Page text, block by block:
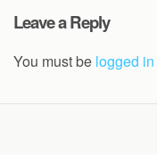
Leave a Reply
You must be logged in